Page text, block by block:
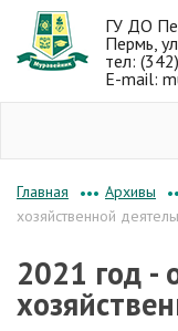
ГУ ДО
Пермь,
тел:
E-mail:
Главная ••• Архивы
хозяйственной
2021 год -